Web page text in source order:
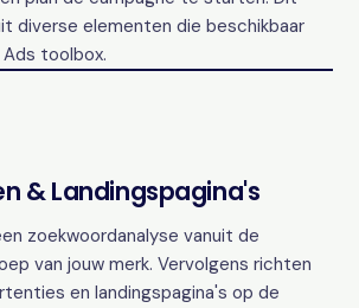
diverse elementen die beschikbaar
toolbox.
& Landingspagina's
zoekwoordanalyse vanuit de
van jouw merk. Vervolgens richten
en landingspagina's op de